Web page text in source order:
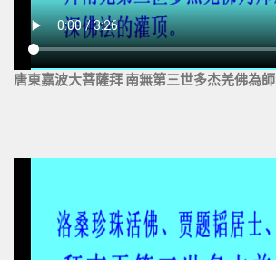
唐東嘉波大菩薩拜 南無第三世多杰羌佛為師